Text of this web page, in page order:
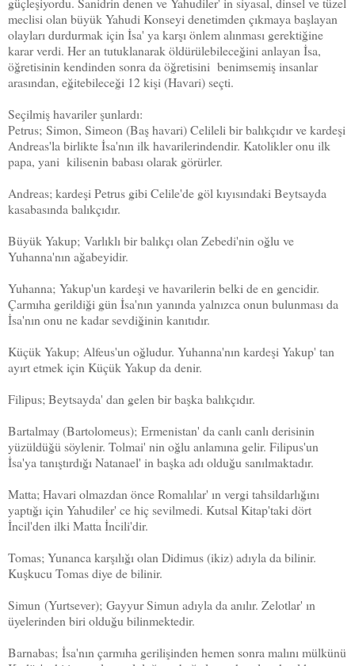
meclisi olan büyük Yahudi Konseyi denetimden çıkmaya başlayan
olay­ları durdurmak için İsa' ya karşı önlem alın­ması gerektiğine
karar verdi. Her an tutukla­narak öldürülebileceğini anlayan İsa,
öğretisi­nin kendinden sonra da öğretisini benimsemiş insanlar
arasından, eğitebileceği 12 kişi (Havari) seçti.
Seçilmiş havariler şunlardı:
Petrus; Simon, Simeon (Baş havari) Celileli bir balıkçıdır ve kardeşi
Andreas'la birlikte İsa'nın ilk havarilerindendir. Katolikler onu ilk
papa, yani kilisenin babası olarak görürler.
Andreas; kardeşi Petrus gibi Celile'de göl kıyısındaki Beytsayda
kasabasında balıkçıdır.
Büyük Yakup; Varlıklı bir balıkçı olan Zebedi'nin oğlu ve
Yuhanna'nın ağabeyidir.
Yuhanna; Yakup'un kardeşi ve havarilerin belki de en gencidir.
Çarmıha gerildiği gün İsa'nın yanında yalnızca onun bulunması da
İsa'nın onu ne kadar sevdiğinin kanıtıdır.
Küçük Yakup; Alfeus'un oğludur. Yuhanna'nın kardeşi Yakup' tan
ayırt etmek için Küçük Yakup da denir.
Filipus; Beytsayda' dan gelen bir başka ba­lıkçıdır.
Bartalmay(Bartolomeus); Ermenistan' da canlı canlı derisinin
yüzüldüğü söylenir. Tolmai' nin oğlu anlamına gelir. Filipus'un
İsa'ya tanıştırdığı Natanael' in başka adı olduğu sanılmaktadır.
Matta; Havari olmazdan önce Romalılar' ın vergi tahsildarlığını
yaptığı için Yahudiler' ce hiç sevilmedi. Kutsal Kitap'taki dört
İncil'den ilki Matta İncili'dir.
Tomas; Yunanca karşılığı olan Didimus (ikiz) adıyla da bilinir.
Kuşkucu Tomas diye de bilinir.
Simun (Yurtsever); Gayyur Simun adıyla da anılır. Zelotlar' ın
üyelerinden biri olduğu bilinmek­tedir.
Barnabas; İsa'nın çarmıha gerilişinden hemen sonra malını mülkünü